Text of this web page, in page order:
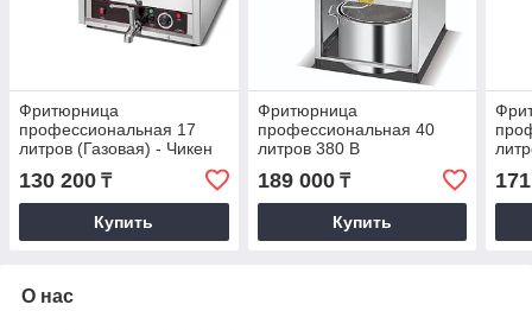
Фритюрница
профессиональная 17
литров (Газовая) - Чикен
130 200 ₸
Купить
Фритюрница
профессиональная 40
литров 380 В
(Электрическая) - Чикен
аппарат
189 000₸
Купить
О нас